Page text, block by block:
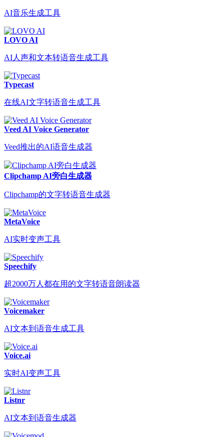
AI音乐生成工具
LOVO AI
AI人声和文本转语音生成工具
Typecast
在线AI文字转语音生成工具
Veed AI Voice Generator
Veed推出的AI语音生成器
Clipchamp AI旁白生成器
Clipchamp的文字转语音生成器
MetaVoice
AI实时变声工具
Speechify
超2000万人都在用的文字转语音朗读器
Voicemaker
AI文本到语音生成工具
Voice.ai
实时AI变声工具
Listnr
AI文本到语音生成器